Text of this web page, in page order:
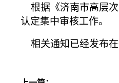
根据《济南市高层次
认定集中审核工作。
相关通知已经发布